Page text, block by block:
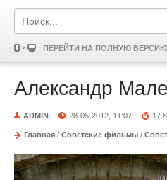
ПЕРЕЙТИ НА ПОЛНУЮ
Александр
ADMIN 28-05-2012, 11:07 17
Главная / Советские фильмы /